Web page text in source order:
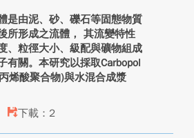
是由泥、砂、礫石等固態物質
所形成之流體， 其流變特性
、粒徑大小、級配與礦物組成
有關。本研究以採取Carbopol
烯酸聚合物)與水混合成漿
下載：2